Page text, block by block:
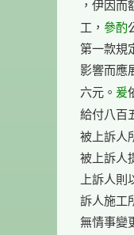
，伊因
工， 參酌
第一款規
影響而應
六元。 爰
給付八百
被上訴人
被上訴人
上訴人
訴人施工
無情事變